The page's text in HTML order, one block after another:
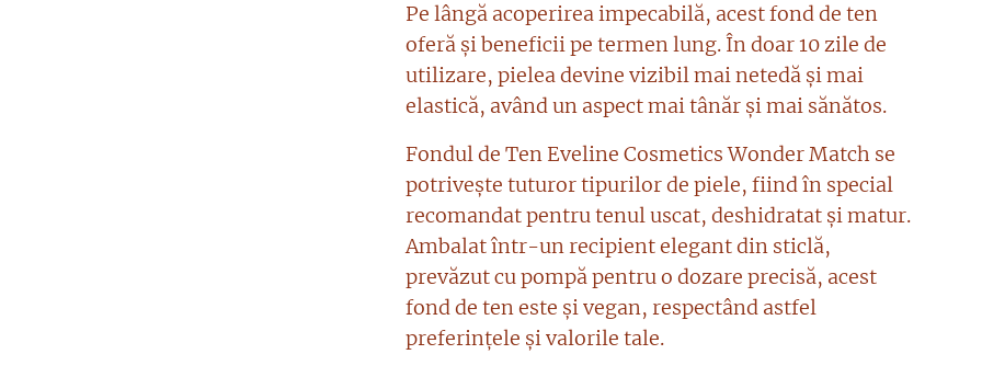
Pe lângă acoperirea impecabilă, acest fond de ten
oferă și beneficii pe termen lung. În doar 10 zile de
utilizare, pielea devine vizibil mai netedă și mai
elastică, având un aspect mai tânăr și mai sănătos.
Fondul de Ten Eveline Cosmetics Wonder Match se
potrivește tuturor tipurilor de piele, fiind în special
recomandat pentru tenul uscat, deshidratat și matur.
Ambalat într-un recipient elegant din sticlă,
prevăzut cu pompă pentru o dozare precisă, acest
fond de ten este și vegan, respectând astfel
preferințele și valorile tale.